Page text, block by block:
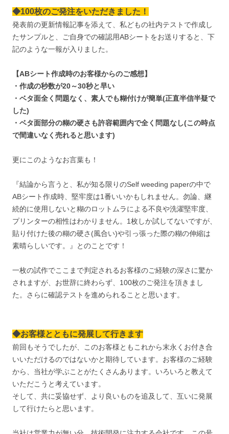
◆100枚のご発注をいただきました！
発表前の更新情報記事を添えて、私どもの社内テストで作成し
たサンプルと、ご自身での確認用ABシートをお送りすると、下
記のような一報が入りました。
【ABシート作成時のお客様からのご感想】
・作成の秒数が20～30秒と早い
・ベタ面全く問題なく、素人でも糊付けが簡単(正直半信半疑で
した)
・ベタ面部分の糊の硬さも許容範囲内で全く問題なし(この時点
で間違いなく売れると思います)
更にこのようなお言葉も！
『結論から言うと、私が知る限りのSelf weeding paperの中で
ABシート作成時、堅牢度は1番いいかもしれません。勿論、継
続的に使用しないと糊のロットムラによる不良や洗濯堅牢度、
プリンターの相性はわかりません。1枚しか試してないですが、
貼り付けた後の糊の硬さ(風合い)や引っ張った際の糊の伸縮は
素晴らしいです。』とのことです！
一枚の試作でここまで判定されるお客様のご経験の深さに驚か
されますが、お世辞に終わらず、100枚のご発注を頂きまし
た。さらに確認テストを進められることと思います。
◆お客様とともに発展して行きます
前回もそうでしたが、このお客様ともこれから末永くお付き合
いいただけるのではないかと期待しています。お客様のご経験
から、当社が学ぶことがたくさんあります。いろいろと教えて
いただこうと考えています。
そして、共に妥協せず、より良いものを追及して、互いに発展
して行けたらと思います。